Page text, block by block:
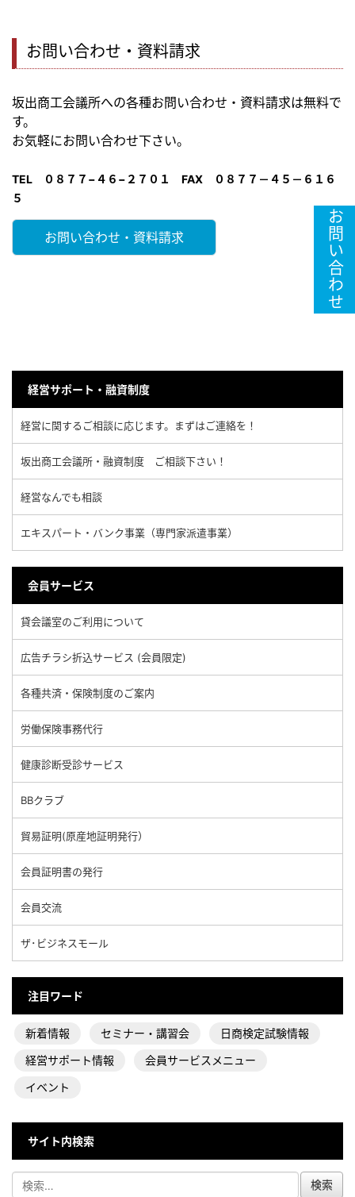
お問い合わせ・資料請求
坂出商工会議所への各種お問い合わせ・資料請求は無料で
す。
お気軽にお問い合わせ下さい。
TEL ０８７７−４６−２７０１ FAX ０８７７－４５－６１６
５
お問い合わせ・資料請求
経営サポート・融資制度
経営に関するご相談に応じます。まずはご連絡を！
坂出商工会議所・融資制度 ご相談下さい！
経営なんでも相談
エキスパート・バンク事業（専門家派遣事業）
会員サービス
貸会議室のご利用について
広告チラシ折込サービス (会員限定)
各種共済・保険制度のご案内
労働保険事務代行
健康診断受診サービス
BBクラブ
貿易証明(原産地証明発行）
会員証明書の発行
会員交流
ザ･ビジネスモール
注目ワード
新着情報 セミナー・講習会
日商検定試験情報
経営サポート情報
会員サービスメニュー
イベント
サイト内検索
お問い合わせ